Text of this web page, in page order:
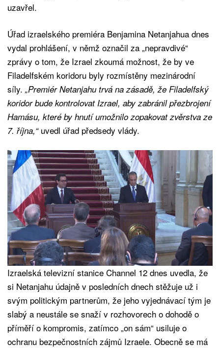
uzavřel.
Úřad izraelského premiéra Benjamina Netanjahua dnes
vydal prohlášení, v němž označil za „nepravdivé“
zprávy o tom, že Izrael zkoumá možnost, že by ve
Filadelfském koridoru byly rozmístěny mezinárodní
síly. „Premiér Netanjahu trvá na zásadě, že Filadelfský
koridor bude kontrolovat Izrael, aby zabránil přezbrojení
Hamásu, které by hnutí umožnilo zopakovat zvěrstva ze
7. října,“uvedl úřad předsedy vlády.
Izraelská televizní stanice Channel 12 dnes uvedla, že
si Netanjahu údajně v posledních dnech stěžuje už i
svým politickým partnerům, že jeho vyjednávací tým je
slabý a neustále se snaží v rozhovorech o dohodě o
příměří o kompromis, zatímco „on sám“ usiluje o
ochranu bezpečnostních zájmů Izraele. Obecně se má